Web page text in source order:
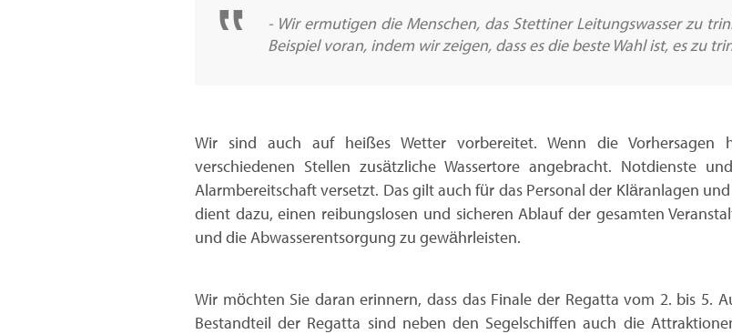
- Wir ermutigen die Menschen, das Stettiner Leitungswasser zu
Beispiel voran, indem wir zeigen, dass es die beste Wahl ist, es zu
Wir sind auch auf heißes Wetter vorbereitet. Wenn die Vorhersagen
verschiedenen Stellen zusätzliche Wassertore angebracht. Notdienste
Alarmbereitschaft versetzt. Das gilt auch für das Personal der Kläranlagen
dient dazu, einen reibungslosen und sicheren Ablauf der gesamten
und die Abwasserentsorgung zu gewährleisten.
Wir möchten Sie daran erinnern, dass das Finale der Regatta vom 2. bis 5.
Bestandteil der Regatta sind neben den Segelschiffen auch die